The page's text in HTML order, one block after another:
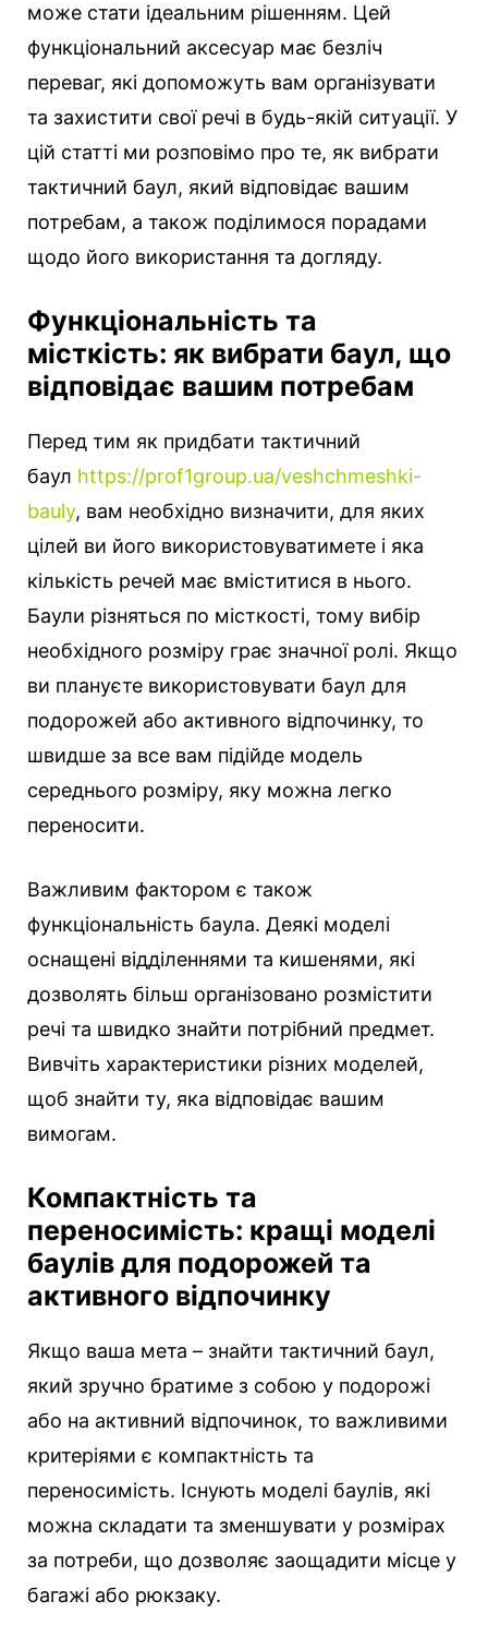
може стати ідеальним рішенням. Цей
функціональний аксесуар має безліч
переваг, які допоможуть вам організувати
та захистити свої речі в будь-якій ситуації. У
цій статті ми розповімо про те, як вибрати
тактичний баул, який відповідає вашим
потребам, а також поділимося порадами
щодо його використання та догляду.
Функціональність та
місткість: як вибрати баул, що
відповідає вашим потребам
Перед тим як придбати тактичний
баул https://prof1group.ua/veshchmeshki-
bauly, вам необхідно визначити, для яких
цілей ви його використовуватимете і яка
кількість речей має вміститися в нього.
Баули різняться по місткості, тому вибір
необхідного розміру грає значної ролі. Якщо
ви плануєте використовувати баул для
подорожей або активного відпочинку, то
швидше за все вам підійде модель
середнього розміру, яку можна легко
переносити.
Важливим фактором є також
функціональність баула. Деякі моделі
оснащені відділеннями та кишенями, які
дозволять більш організовано розмістити
речі та швидко знайти потрібний предмет.
Вивчіть характеристики різних моделей,
щоб знайти ту, яка відповідає вашим
вимогам.
Компактність та
переносимість: кращі моделі
баулів для подорожей та
активного відпочинку
Якщо ваша мета – знайти тактичний баул,
який зручно братиме з собою у подорожі
або на активний відпочинок, то важливими
критеріями є компактність та
переносимість. Існують моделі баулів, які
можна складати та зменшувати у розмірах
за потреби, що дозволяє заощадити місце у
багажі або рюкзаку.